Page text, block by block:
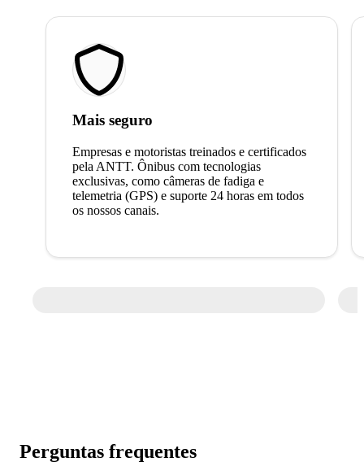
Mais seguro
Empresas e motoristas treinados e certificados
pela ANTT. Ônibus com tecnologias
exclusivas, como câmeras de fadiga e
telemetria (GPS) e suporte 24 horas em todos
os nossos canais.
Perguntas frequentes